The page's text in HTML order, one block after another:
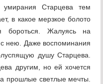
умирания Старцева тем
в какое мерзкое болото
бороться. Жалуясь на
нею. Даже воспоминания
душу Старцева.
другим, но ей хочется
прошлые светлые мечты.